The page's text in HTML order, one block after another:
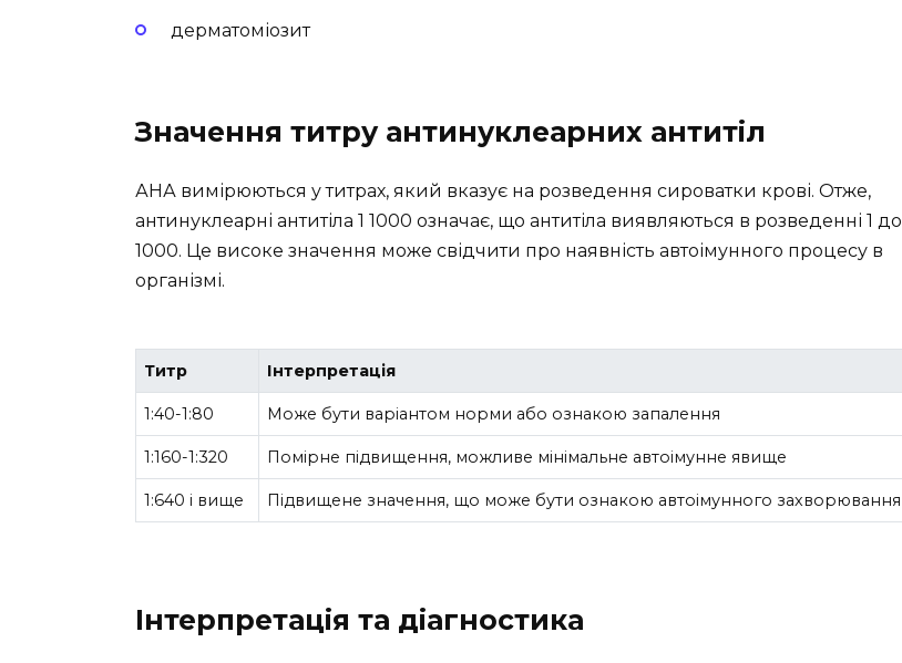
дерматоміозит
Значення титру антинуклеарних антитіл
АНА вимірюються у титрах, який вказує на розведення сироватки крові. Отже,
антинуклеарні антитіла 1 1000 означає, що антитіла виявляються в розведенні 1 до
1000. Це високе значення може свідчити про наявність автоімунного процесу в
організмі.
Титр Інтерпретація
1:40-1:80 Може бути варіантом норми або ознакою запалення
1:160-1:320 Помірне підвищення, можливе мінімальне автоімунне явище
1:640 і вище Підвищене значення, що може бути ознакою автоімунного захворювання
Інтерпретація та діагностика